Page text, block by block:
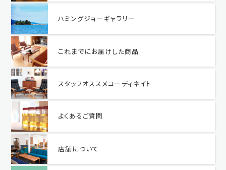
ハミングジョーギャラリー
これまでにお届けした商品
スタッフオススメコーディネイト
よくあるご質問
店舗について